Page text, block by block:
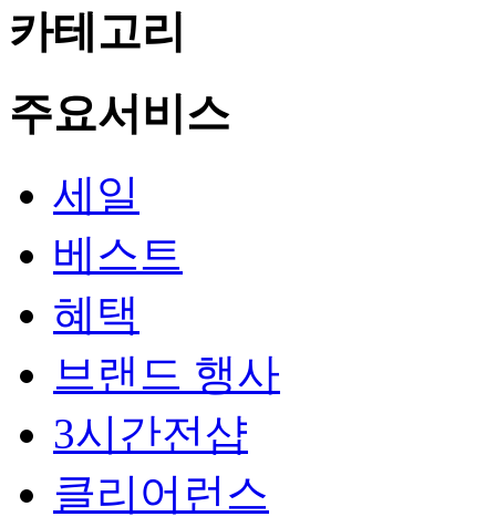
카테고리
주요서비스
세일
베스트
혜택
브랜드 행사
3시간전샵
클리어런스